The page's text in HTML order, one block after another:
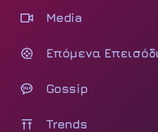
Media
Επόμενα
Gossip
Trends